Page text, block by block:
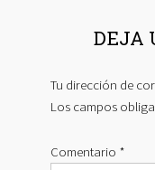
DEJA
Tu dirección de
Los campos
Comentario *